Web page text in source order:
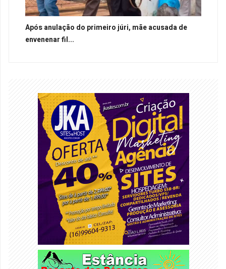
Após anulação do primeiro júri, mãe acusada de
envenenar fil...